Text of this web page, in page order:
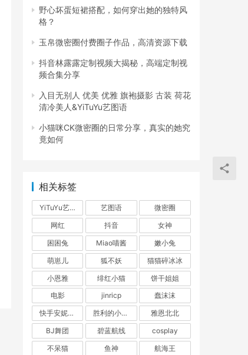
野心坏蛋短裙搭配，如何穿出她的独特风
格？
玉帛微密圈付费圈子作品，高清资源下载
抖音林露露定制视频大揭秘，高端定制视
频合集分享
入目无别人 优美 优雅 旗袍摄影 古装 荷花
清冷美人&YiTuYu艺图语
小猫咪CK微密圈的日常分享，真实的她究
竟如何
相关标签
YiTuYu艺图语 艺图语
微密圈
网红
抖音
女神
困困兔
Miao喵酱
嫩小兔
萌崽儿
狐不妖
猫猫碎冰冰
小恩雅
绯红小猫
饼干姐姐
电影
jinricp
蠢沫沫
快手安妮朵朵
胜利的小生活
雅恩北北
BJ舞团
碧蓝航线
cosplay
不呆猫
鱼神 航海王